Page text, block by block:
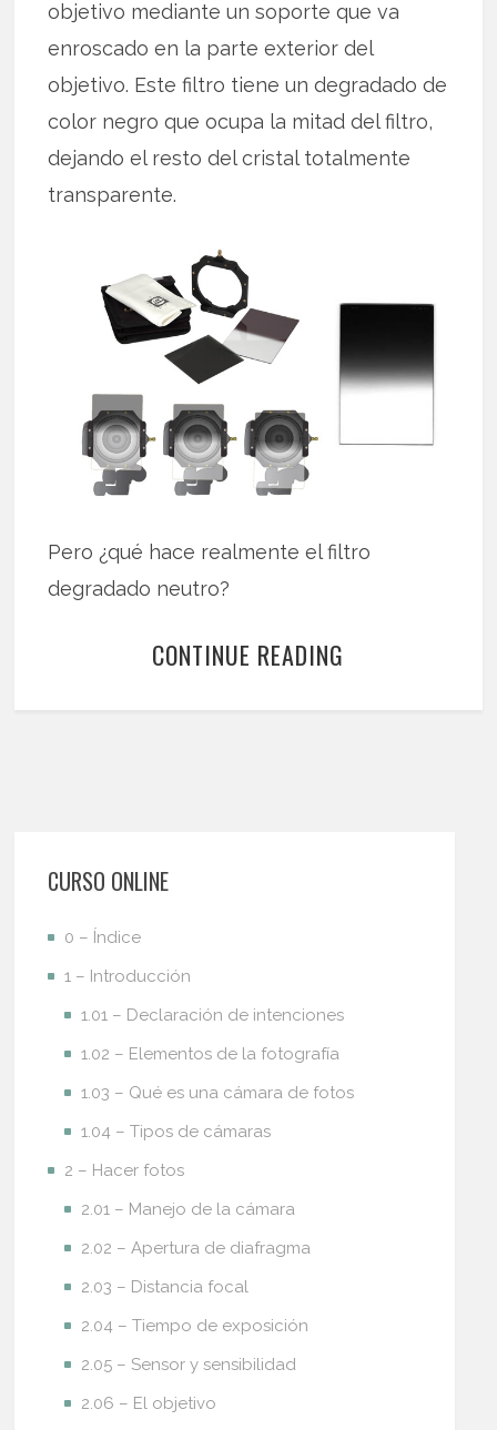
objetivo mediante un soporte que va
enroscado en la parte exterior del
objetivo. Este filtro tiene un degradado de
color negro que ocupa la mitad del filtro,
dejando el resto del cristal totalmente
transparente.
Pero ¿qué hace realmente el filtro
degradado neutro?
CONTINUE READING
CURSO ONLINE
0 – Índice
1 – Introducción
1.01 – Declaración de intenciones
1.02 – Elementos de la fotografía
1.03 – Qué es una cámara de fotos
1.04 – Tipos de cámaras
2 – Hacer fotos
2.01 – Manejo de la cámara
2.02 – Apertura de diafragma
2.03 – Distancia focal
2.04 – Tiempo de exposición
2.05 – Sensor y sensibilidad
2.06 – El objetivo